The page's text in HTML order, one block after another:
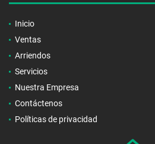
Inicio
Ventas
Arriendos
Servicios
Nuestra Empresa
Contáctenos
Políticas de privacidad